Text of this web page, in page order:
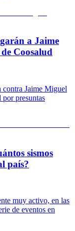
a Jaime
Coosalud
Jaime Miguel
presuntas
sismos
país?
muy activo, en las
de eventos en